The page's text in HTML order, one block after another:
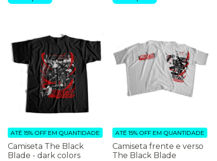
Camiseta The Black
Blade - dark colors
ATÉ 15% OFF EM QUANTIDADE
Camiseta frente e verso
The Black Blade
ATÉ 15% OFF EM QUANTIDADE